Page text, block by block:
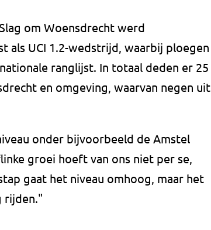
om Woensdrecht werd
als UCI 1.2-wedstrijd, waarbij ploegen
ranglijst. In totaal deden er 25
en omgeving, waarvan negen uit
onder bijvoorbeeld de Amstel
groei hoeft van ons niet per se,
gaat het niveau omhoog, maar het
rijden."